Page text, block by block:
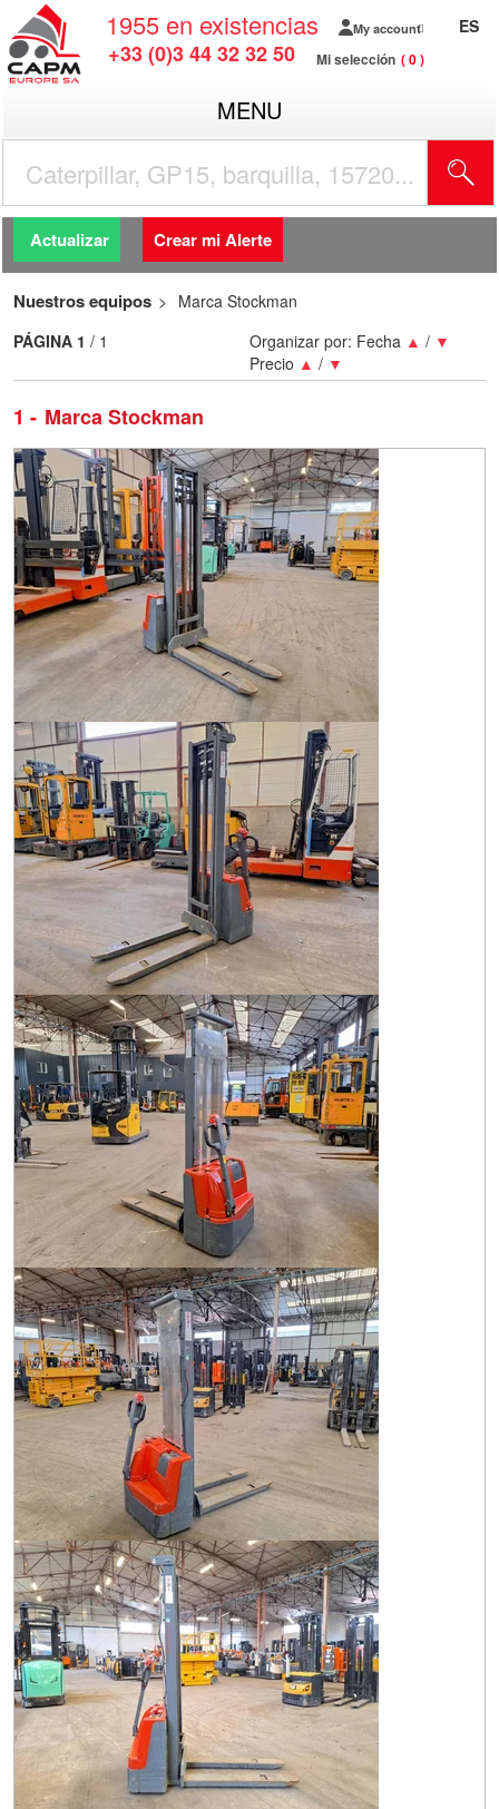
1955 en existencias
+33 (0)3 44 32 32 50
My account
Mi selección 0
ES
MENU
Actualizar Crear mi Alerte
Nuestros equipos Marca Stockman
1 Marca Stockman
Organizar por: Fecha ▲ / ▼
Precio ▲ / ▼
PÁGINA 1 / 1